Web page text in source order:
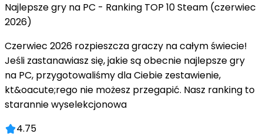
Najlepsze gry na PC - Ranking TOP 10 Steam (czerwiec
2026)
Czerwiec 2026 rozpieszcza graczy na całym świecie!
Jeśli zastanawiasz się, jakie są obecnie najlepsze gry
na PC, przygotowaliśmy dla Ciebie zestawienie,
kt&oacute;rego nie możesz przegapić. Nasz ranking to
starannie wyselekcjonowa
4.75